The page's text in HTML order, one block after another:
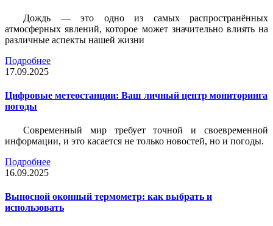
Дождь — это одно из самых распространённых
атмосферных явлений, которое может значительно влиять на
различные аспекты нашей жизни
Подробнее
17.09.2025
Цифровые метеостанции: Ваш личный центр мониторинга
погоды
Современный мир требует точной и своевременной
информации, и это касается не только новостей, но и погоды.
Подробнее
16.09.2025
Выносной оконный термометр: как выбрать и
использовать